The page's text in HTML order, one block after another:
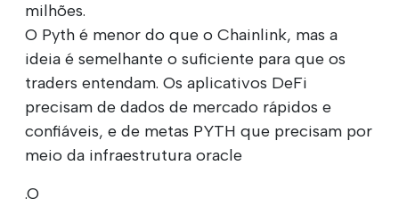
milhões.
O Pyth é menor do que o Chainlink, mas a
ideia é semelhante o suficiente para que os
traders entendam. Os aplicativos DeFi
precisam de dados de mercado rápidos e
confiáveis, e de metas PYTH que precisam por
meio da infraestrutura oracle
.O